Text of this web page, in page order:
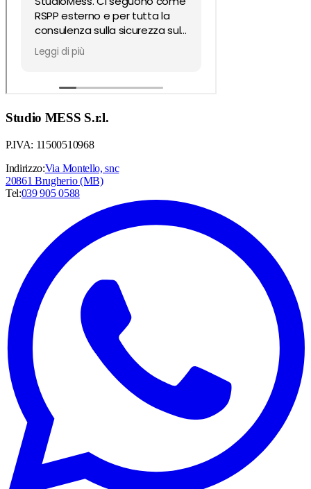
Studio MESS S.r.l.
P.IVA: 11500510968
Indirizzo:Via Montello, snc
20861 Brugherio (MB)
Tel:039 905 0588